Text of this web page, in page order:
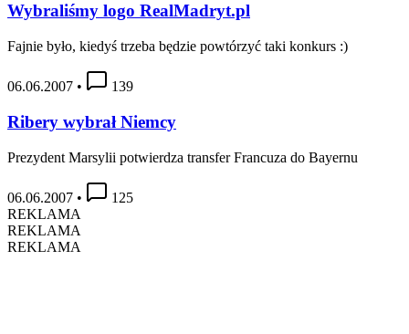
Wybraliśmy logo RealMadryt.pl
Fajnie było, kiedyś trzeba będzie powtórzyć taki konkurs :)
06.06.2007 • 139
Ribery wybrał Niemcy
Prezydent Marsylii potwierdza transfer Francuza do Bayernu
06.06.2007 •
125
REKLAMA
REKLAMA
REKLAMA